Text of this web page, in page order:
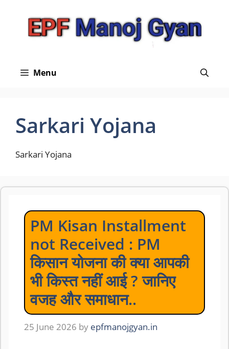
Menu
Sarkari Yojana
Sarkari Yojana
PM Kisan Installment
not Received : PM
किसान योजना की क्या आपकी
भी किस्त नहीं आई ? जानिए
वजह और समाधान..
25 June 2026 by epfmanojgyan.in